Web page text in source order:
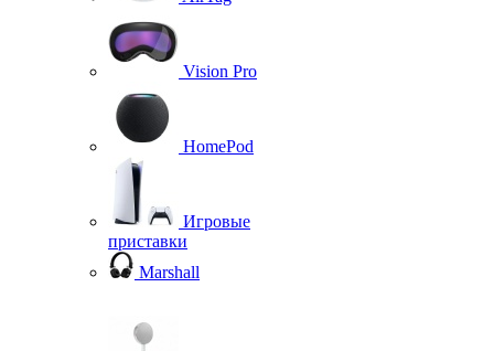
Vision Pro
HomePod
Игровые
приставки
Marshall